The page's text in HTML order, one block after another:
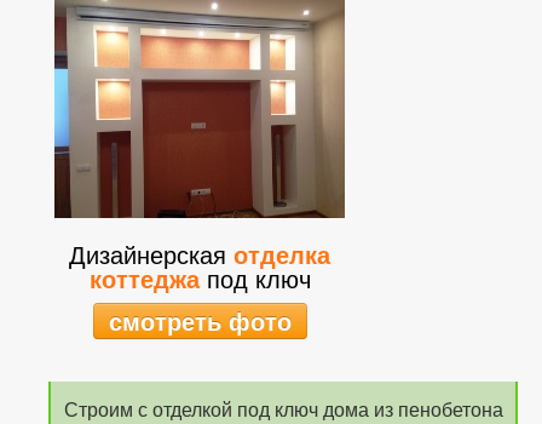
Дизайнерская отделка
коттеджапод ключ
смотреть фото
Строим с отделкой под ключ дома из пенобетона